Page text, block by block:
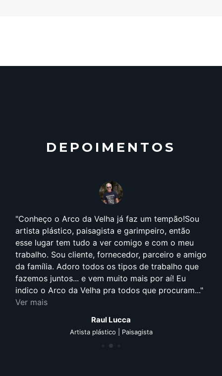
DEPOIMENTOS
Conheço o Arco da Velha já faz um tempão!Sou
artista plástico, paisagista e garimpeiro, então
esse lugar tem tudo a ver comigo e com o meu
trabalho. Sou cliente, fornecedor, parceiro e amigo
da família. Adoro todos os tipos de trabalho que
fazemos juntos... e vem muito mais por aí! Eu
indico o Arco da Velha pra todos que procuram...
Ver mais
Raul Lucca
Artista plástico | Paisagista